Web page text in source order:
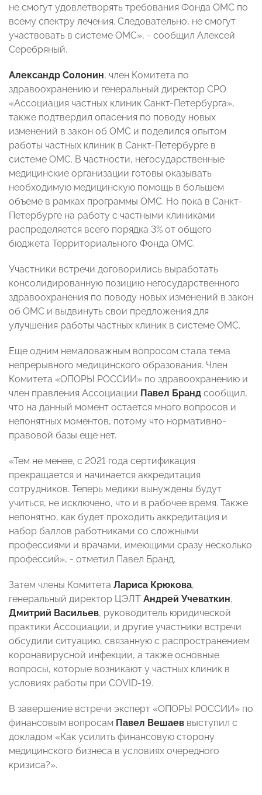
не смогут удовлетворять требования Фонда ОМС по
всему спектру лечения. Следовательно, не смогут
участвовать в системе ОМС», - сообщил Алексей
Серебряный.
Александр Солонин, член Комитета по
здравоохранению и генеральный директор СРО
«Ассоциация частных клиник Санкт-Петербурга»,
также подтвердил опасения по поводу новых
изменений в закон об ОМС и поделился опытом
работы частных клиник в Санкт-Петербурге в
системе ОМС. В частности, негосударственные
медицинские организации готовы оказывать
необходимую медицинскую помощь в большем
объеме в рамках программы ОМС. Но пока в Санкт-
Петербурге на работу с частными клиниками
распределяется всего порядка 3% от общего
бюджета Территориального Фонда ОМС.
Участники встречи договорились выработать
консолидированную позицию негосударственного
здравоохранения по поводу новых изменений в закон
об ОМС и выдвинуть свои предложения для
улучшения работы частных клиник в системе ОМС.
Еще одним немаловажным вопросом стала тема
непрерывного медицинского образования. Член
Комитета «ОПОРЫ РОССИИ» по здравоохранению и
член правления Ассоциации Павел Бранд сообщил,
что на данный момент остается много вопросов и
непонятных моментов, потому что нормативно-
правовой базы еще нет.
«Тем не менее, с 2021 года сертификация
прекращается и начинается аккредитация
сотрудников. Теперь медики вынуждены будут
учиться, не исключено, что и в рабочее время. Также
непонятно, как будет проходить аккредитация и
набор баллов работниками со сложными
профессиями и врачами, имеющими сразу несколько
профессий», - отметил Павел Бранд.
Затем члены Комитета Лариса Крюкова,
генеральный директор ЦЭЛТ Андрей Учеваткин,
Дмитрий Васильев, руководитель юридической
практики Ассоциации, и другие участники встречи
обсудили ситуацию, связанную с распространением
коронавирусной инфекции, а также основные
вопросы, которые возникают у частных клиник в
условиях работы при COVID-19.
В завершение встречи эксперт «ОПОРЫ РОССИИ» по
финансовым вопросам Павел Вешаев выступил с
докладом «Как усилить финансовую сторону
медицинского бизнеса в условиях очередного
кризиса?».